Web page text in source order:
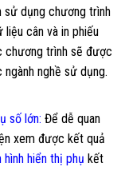
sử dụng chương trình
cân và in phiếu
chương trình sẽ được
nghề sử dụng.
số lớn: Để dễ quan
xem được kết quả
hình hiển thị phụ kết